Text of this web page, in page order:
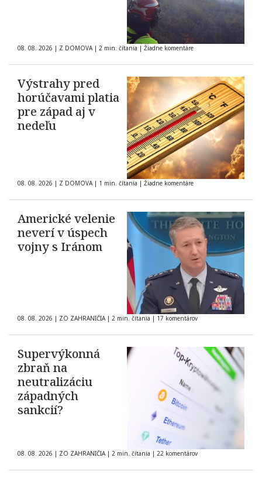
08. 08. 2026 | Z DOMOVA | 2 min. čítania | Žiadne komentáre
Výstrahy pred
horúčavami platia
pre západ aj v
nedeľu
08. 08. 2026 | Z DOMOVA | 1 min. čítania | Žiadne komentáre
Americké velenie
neverí v úspech
vojny s Iránom
08. 08. 2026 | ZO ZAHRANIČIA | 2 min. čítania | 17 komentárov
Supervýkonná
zbraň na
neutralizáciu
západných
sankcií?
08. 08. 2026 | ZO ZAHRANIČIA | 2 min. čítania | 22 komentárov